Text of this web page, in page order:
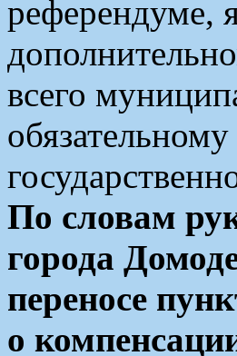
референдуме,
всего
По словам
города
переносе
о